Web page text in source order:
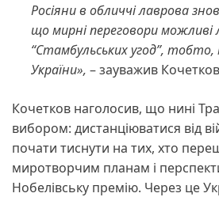
Росіяни в обличчі лаврова
що мирні переговори
“Стамбульських угод”, тобто,
України», – зауважив
Кочетков наголосив, що нині
вибором: дистанціюватися від
почати тиснути на тих, хто
миротворчим планам і
Нобелівську премію. Через це